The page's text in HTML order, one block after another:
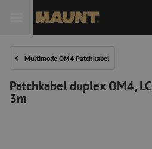
Multimode OM4 Patchkabel
Patchkabel duplex OM4,
3m